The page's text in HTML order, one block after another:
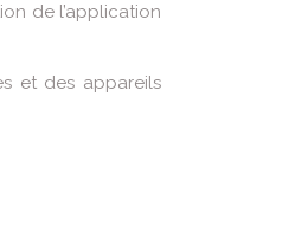
de l’application
et des appareils